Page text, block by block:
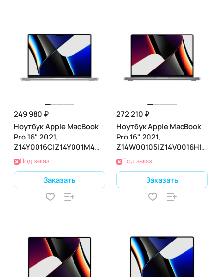
249 980 ₽
Ноутбук Apple MacBook
Pro 16" 2021,
Z14Y0016C|Z14Y001M4
(M1 3.2 ГГц, RAM 32 ГБ,
SSD 512 ГБ), Silver
Под заказ
Заказать
272 210 ₽
Ноутбук Apple MacBook
Pro 16" 2021,
(M1 3.2 ГГц, RAM 32 ГБ,
SSD 1 ТБ), Gray
Под заказ
Заказать